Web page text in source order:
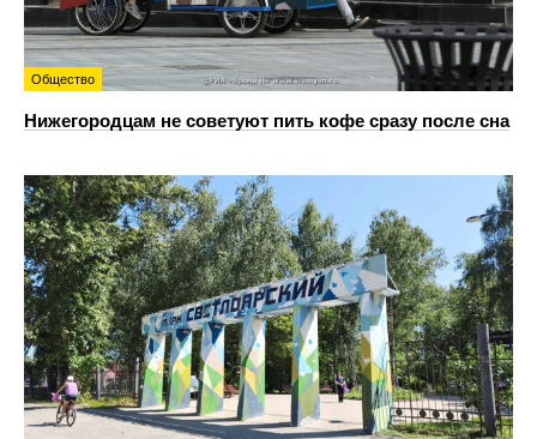
Общество
Нижегородцам не советуют пить кофе сразу после сна